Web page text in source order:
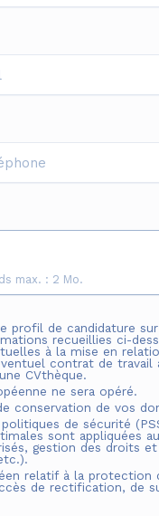
Poids max. : 2 Mo.
profil de candidature
recueillies ci-
à la mise en
contrat de
CVthèque.
ne sera opéré.
conservation de vos
de sécurité
sont appliquées
gestion des droits
relatif à la protection
de rectification, de